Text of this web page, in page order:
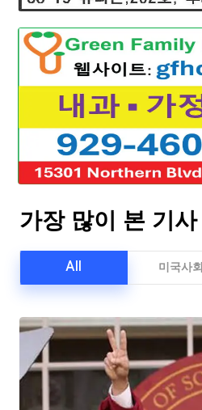
가장 많이 본 기사
All 미국사회